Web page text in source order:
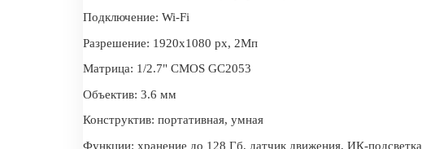
Подключение: Wi-Fi
Разрешение: 1920x1080 px, 2Мп
Матрица: 1/2.7" CMOS GC2053
Объектив: 3.6 мм
Конструктив: портативная, умная
Функции: хранение до 128 Гб, датчик движения, ИК-подсветка